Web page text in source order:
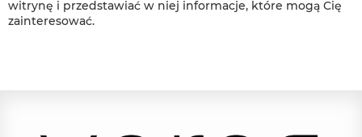
witrynę i przedstawiać w niej informacje, które mogą Cię
zainteresować.